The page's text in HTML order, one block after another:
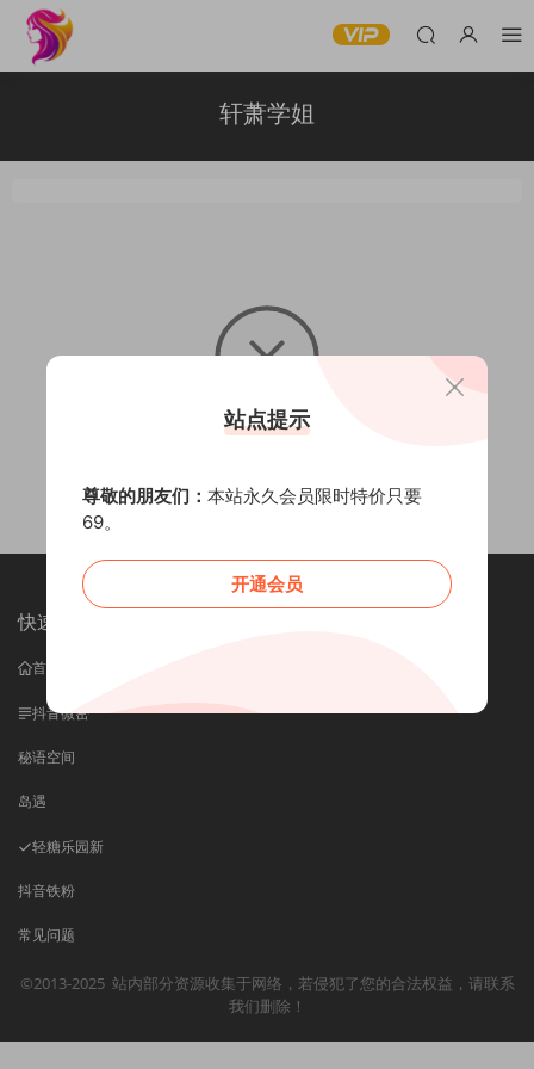
轩萧学姐
暂无内容
快速导航
首页
抖音微密
秘语空间
岛遇
轻糖乐园新
抖音铁粉
常见问题
©2013-2025 站内部分资源收集于网络，若侵犯了您的合法权益，请联系
我们删除！
站点提示
尊敬的朋友们： 本站永久会员限时特价只要
69。
开通会员